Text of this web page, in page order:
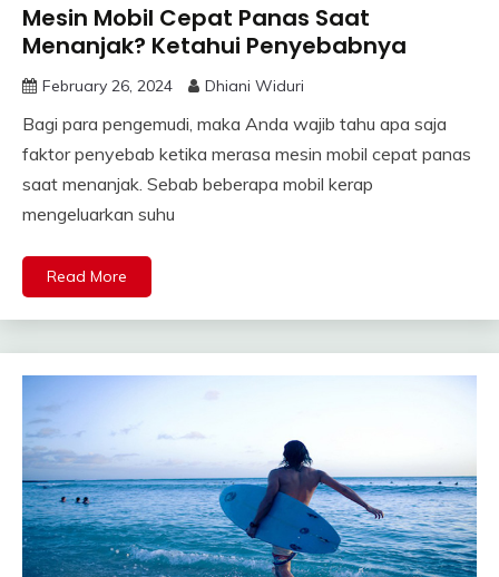
Mesin Mobil Cepat Panas Saat
Menanjak? Ketahui Penyebabnya
February 26, 2024 Dhiani Widuri
Bagi para pengemudi, maka Anda wajib tahu apa saja
faktor penyebab ketika merasa mesin mobil cepat panas
saat menanjak. Sebab beberapa mobil kerap
mengeluarkan suhu
Read More